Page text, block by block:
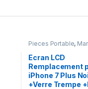
Pieces Portable,
Ecran LCD
Remplacement
iPhone 7 Plus
+Verre Trempe